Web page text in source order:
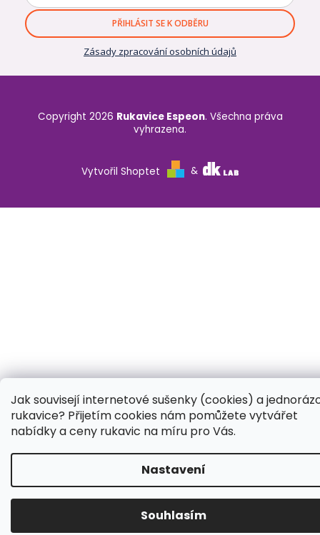
Jak souvisejí internetové sušenky (cookies) a
rukavice? Přijetím cookies nám pomůžete vytvářet
nabídky a ceny rukavic na míru pro Vás.
Nastavení
Souhlasím
PŘIHLÁSIT SE K ODBĚRU
Zásady zpracování osobních údajů
Vytvořil Shoptet &
Copyright 2026 Rukavice Espeon. Všechna práva
vyhrazena.